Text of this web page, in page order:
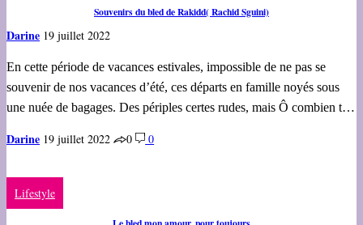
Souvenirs du bled de Rakidd( Rachid Sguini)
Darine 19 juillet 2022
En cette période de vacances estivales, impossible de ne pas se
souvenir de nos vacances d’été, ces départs en famille noyés sous
une nuée de bagages. Des périples certes rudes, mais Ô combien t…
Darine 19 juillet 2022 0 0
Lifestyle